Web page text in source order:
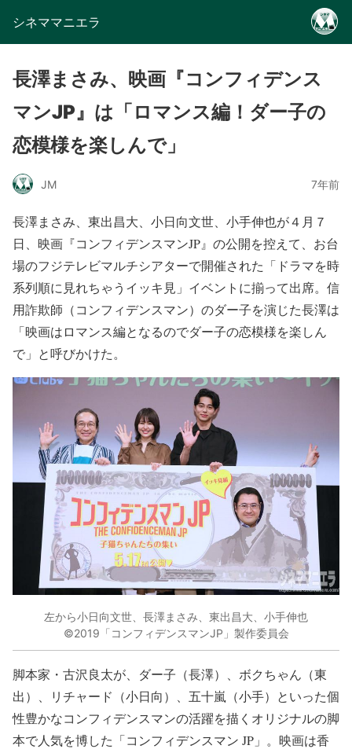
シネママニエラ
長澤まさみ、映画『コンフィデンス
マンJP』は「ロマンス編！ダー子の
恋模様を楽しんで」
JM 7年前
長澤まさみ、東出昌大、小日向文世、小手伸也が４月７
日、映画『コンフィデンスマンJP』の公開を控えて、お台
場のフジテレビマルチシアターで開催された「ドラマを時
系列順に見れちゃうイッキ見」イベントに揃って出席。信
用詐欺師（コンフィデンスマン）のダー子を演じた長澤は
「映画はロマンス編となるのでダー子の恋模様を楽しん
で」と呼びかけた。
左から小日向文世、長澤まさみ、東出昌大、小手伸也
©2019「コンフィデンスマンJP」製作委員会
脚本家・古沢良太が、ダー子（長澤）、ボクちゃん（東
出）、リチャード（小日向）、五十嵐（小手）といった個
性豊かなコンフィデンスマンの活躍を描くオリジナルの脚
本で人気を博した「コンフィデンスマン JP」。映画は香